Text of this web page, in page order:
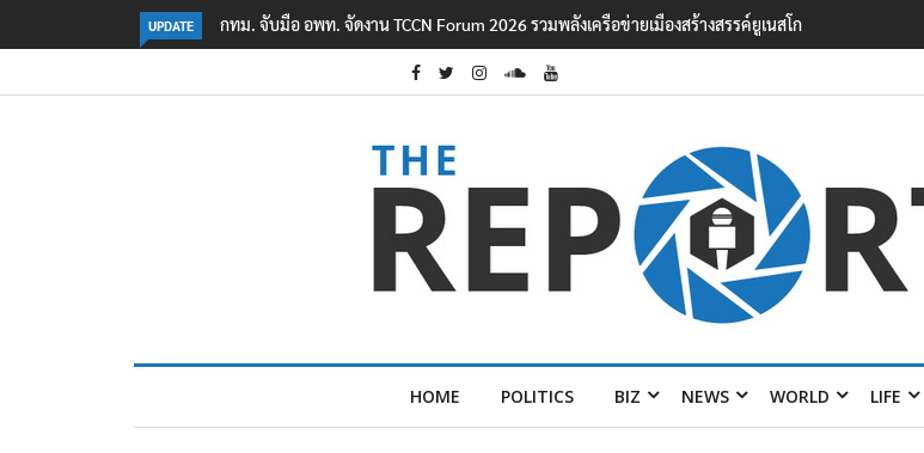
UPDATE
รือข่ายเมืองสร้างสรรค์ยูเนสโกโฆษก ตร. เผย ยอดผู้เสียชีวิตเหตุใช้อาวุธปืนใน รร.7 ราย เจ็บสาหัส 2 ราย
HOME POLITICS BIZ NEWS WORLD LIFE